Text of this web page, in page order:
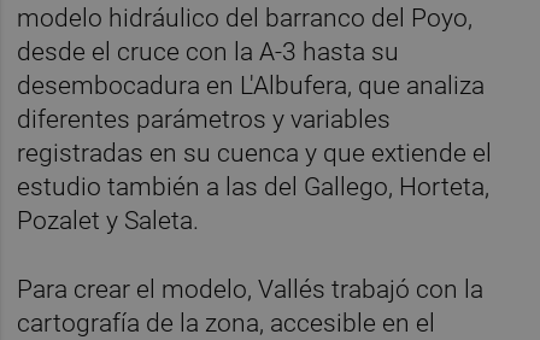
modelo hidráulico del barranco del Poyo,
desde el cruce con la A-3 hasta su
desembocadura en L'Albufera, que analiza
diferentes parámetros y variables
registradas en su cuenca y que extiende el
estudio también a las del Gallego, Horteta,
Pozalet y Saleta.
Para crear el modelo, Vallés trabajó con la
cartografía de la zona, accesible en el